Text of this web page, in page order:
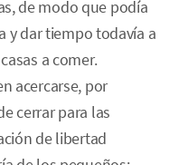
de modo que podía
y dar tiempo todavía a
a comer.
acercarse, por
cerrar para las
de libertad